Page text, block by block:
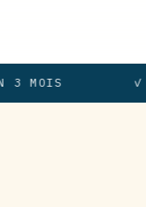
3 MOIS ✓